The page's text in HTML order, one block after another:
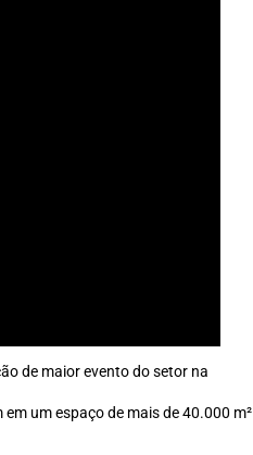
de maior evento do setor na
um espaço de mais de 40.000 m²